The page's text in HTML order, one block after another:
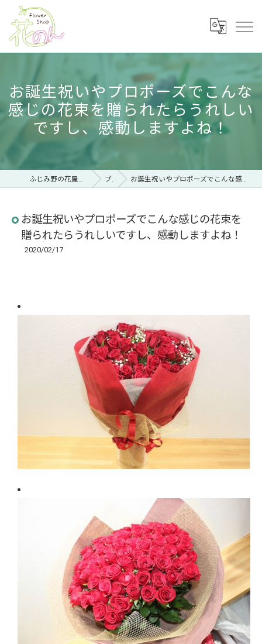
お誕生祝いやプロポーズでこんな
感じの花束を贈られたらうれしい
ですし、感動しますよね！
ふじみ野の花屋ならフラワーショップ 花のん ブログ お誕生祝いやプロポーズでこんな感じの花束を贈られたらうれしいですし、感動しますよね！
お誕生祝いやプロポーズでこんな感じの花束を
贈られたらうれしいですし、感動しますよね！
2020/02/17